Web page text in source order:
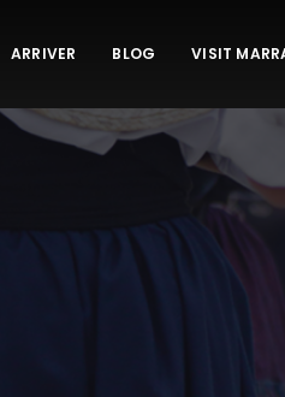
ARRIVER BLOG VISIT